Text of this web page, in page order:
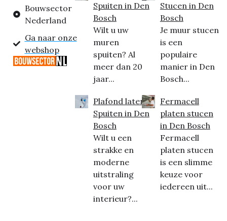
Bouwsector
Nederland
Ga naar onze
webshop
Spuiten in Den
Bosch
Wilt u uw
muren
spuiten? Al
meer dan 20
jaar...
Plafond laten
Spuiten in Den
Bosch
Wilt u een
strakke en
moderne
uitstraling
voor uw
interieur?...
Stucen in Den
Bosch
Je muur stucen
is een
populaire
manier in Den
Bosch...
Fermacell
platen stucen
in Den Bosch
Fermacell
platen stucen
is een slimme
keuze voor
iedereen uit...